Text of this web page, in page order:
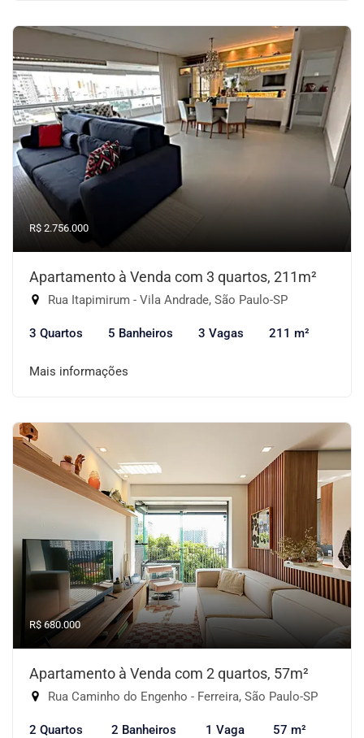
R$ 2.756.000
Apartamento à Venda com 3 quartos, 211m²
Rua Itapimirum - Vila Andrade, São Paulo-SP
3 Quartos 5 Banheiros 3 Vagas 211 m²
Mais informações
R$ 680.000
Apartamento à Venda com 2 quartos, 57m²
Rua Caminho do Engenho - Ferreira, São Paulo-SP
2 Quartos 2 Banheiros 1 Vaga 57 m²